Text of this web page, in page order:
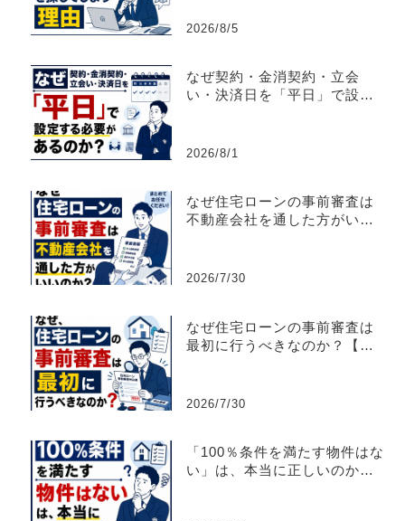
2026/8/5
なぜ契約・金消契約・立会
い・決済日を「平日」で設定
2026/8/1
なぜ住宅ローンの事前審査は
不動産会社を通した方がいい
2026/7/30
なぜ住宅ローンの事前審査は
最初に行うべきなのか？【不
2026/7/30
「100％条件を満たす物件はな
い」は、本当に正しいのか？